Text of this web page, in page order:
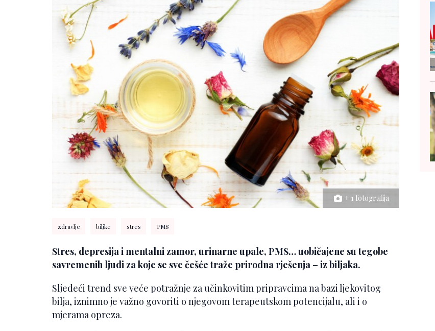
+ 1 fotografija
zdravlje biljke stres PMS
Stres, depresija i mentalni zamor, urinarne upale, PMS… uobičajene su tegobe
savremenih ljudi za koje se sve češće traže prirodna rješenja – iz biljaka.
Sljedeći trend sve veće potražnje za učinkovitim pripravcima na bazi ljekovitog
bilja, iznimno je važno govoriti o njegovom terapeutskom potencijalu, ali i o
mjerama opreza.